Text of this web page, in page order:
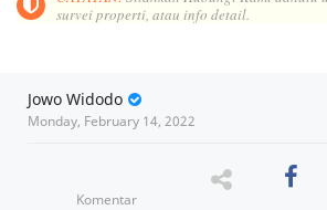
survei properti, atau info detail.
Jowo Widodo
Monday, February 14, 2022
Komentar